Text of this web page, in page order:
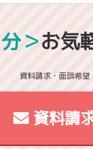
＞お気
資料請求・面談希望
資料請